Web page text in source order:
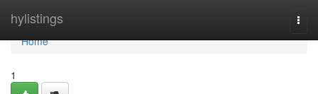
hylistings
Home
Home
1